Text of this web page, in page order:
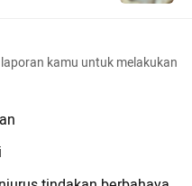
kamu untuk melakukan